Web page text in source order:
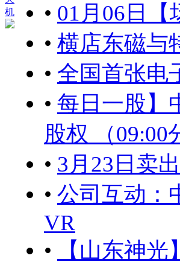
机
• 01月06日【
• 横店东磁与
• 全国首张电
• 每日一股】
股权 （09:00
• 3月23日卖
• 公司互动：
VR
•
【山东神